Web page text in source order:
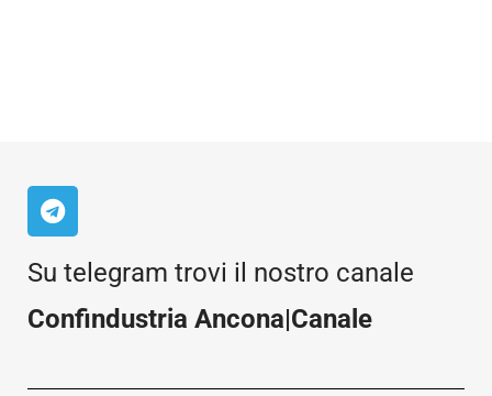
Su telegram trovi il nostro canale
Confindustria Ancona|Canale